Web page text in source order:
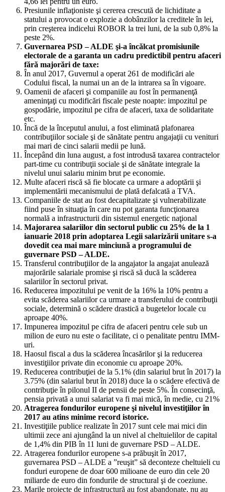
Presiunile inflaţioniste şi cererea crescută de lichiditate a
statului a provocat o explozie a dobânzilor la creditele în lei,
prin creşterea indicelui ROBOR la trei luni, de la sub 0,8% la
peste 2%.
Guvernarea PSD – ALDE şi-a încălcat promisiunile
electorale de a garanta un cadru predictibil pentru afaceri
fără majorări de taxe:
În anul 2017, Guvernul a operat 261 de modificări ale
Codului fiscal, la numai un an de la intrarea sa în vigoare.
Oamenii de afaceri şi companiile au fost în permanenţă
ameninţaţi cu modificări fiscale peste noapte: impozitul pe
gospodărie, impozitul pe cifra de afaceri, taxa de solidaritate
etc.
Încă de la începutul anului, a fost eliminată plafonarea
contribuţiilor sociale şi de sănătate pentru angajaţii cu venituri
mai mari de cinci salarii medii pe lună.
Începând din luna august, a fost introdusă taxarea contractelor
part-time cu contribuţii sociale şi de sănătate integrale la
nivelul unui salariu minim brut pe economie.
Multe afaceri riscă să fie blocate ca urmare a adoptării şi
implementării mecanismului de plată defalcată a TVA.
Companiile de stat au fost decapitalizate şi vulnerabilizate
fiind puse în situaţia în care nu pot garanta funcţionarea
normală a infrastructurii din sistemul energetic naţional
Majorarea salariilor din sectorul public cu 25% de la 1
ianuarie 2018 prin adoptarea Legii salarizării unitare s-a
dovedit cea mai mare minciună a programului de
guvernare PSD – ALDE.
Transferul contribuţiilor de la angajator la angajat anulează
majorările salariale promise şi riscă să ducă la scăderea
salariilor în sectorul privat.
Reducerea impozitului pe venit de la 16% la 10% pentru a
evita scăderea salariilor ca urmare a transferului de contribuţii
sociale, determină o scădere drastică a bugetelor locale cu
aproape 40%.
Impunerea impozitul pe cifra de afaceri pentru cele sub un
milion de euro nu este o facilitate, ci o penalitate pentru IMM-
uri.
Haosul fiscal a dus la scăderea încasărilor şi la reducerea
investiţiilor private din economie cu aproape 20%.
Reducerea contribuţiei de la 5.1% (din salariul brut în 2017) la
3.75% (din salariul brut în 2018) duce la o scădere efectivă de
contribuţie în pilonul II de pensii de peste 5%. În consecinţă,
pensia privată a unui salariat va fi mai mică, în medie, cu 21%
Atragerea fondurilor europene şi nivelul investiţiilor în
2017 au atins minime record istorice.
Investiţiile publice realizate în 2017 sunt cele mai mici din
ultimii zece ani ajungând la un nivel al cheltuielilor de capital
de 1,4% din PIB în 11 luni de guvernare PSD – ALDE.
Atragerea fondurilor europene s-a prăbuşit în 2017,
guvernarea PSD – ALDE a ”reuşit” să deconteze cheltuieli cu
fonduri europene de doar 600 milioane de euro din cele 20
miliarde de euro din fondurile de structural şi de coeziune.
Marile proiecte de infrastructură au fost abandonate, nu au